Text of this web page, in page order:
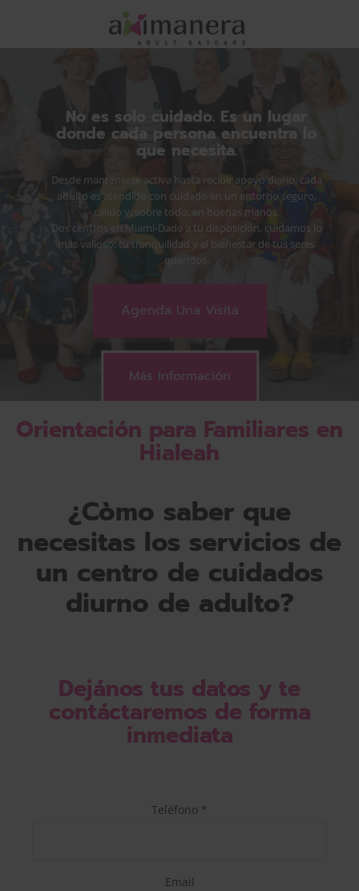
Orientación para Familiares en
Hialeah
¿Còmo saber que
necesitas los servicios de
un centro de cuidados
diurno de adulto?
Dejános tus datos y te
contáctaremos de forma
inmediata
Teléfono *
Email
No es solo cuidado. Es un lugar
donde cada persona encuentra lo
que necesita.
Desde mantenerse activa hasta recibir apoyo diario, cada
adulto es atendido con cuidado en un entorno seguro,
cálido y, sobre todo, en buenas manos.
Dos centros en Miami-Dade a tu disposición, cuidamos lo
más valioso: tu tranquilidad y el bienestar de tus seres
queridos.
Agenda Una Visita
Más Información